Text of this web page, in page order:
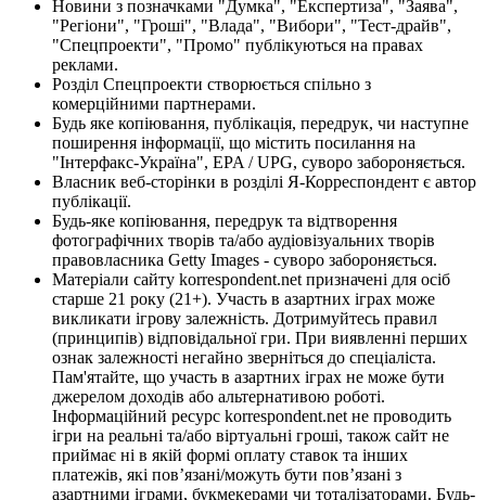
Новини з позначками "Думка", "Експертиза", "Заява",
"Регіони", "Гроші", "Влада", "Вибори", "Тест-драйв",
"Спецпроекти", "Промо" публікуються на правах
реклами.
Розділ Спецпроекти створюється спільно з
комерційними партнерами.
Будь яке копіювання, публікація, передрук, чи наступне
поширення інформації, що містить посилання на
"Інтерфакс-Україна", EPA / UPG, суворо забороняється.
Власник веб-сторінки в розділі Я-Корреспондент є автор
публікації.
Будь-яке копіювання, передрук та відтворення
фотографічних творів та/або аудіовізуальних творів
правовласника Getty Images - суворо забороняється.
Матеріали сайту korrespondent.net призначені для осіб
старше 21 року (21+). Участь в азартних іграх може
викликати ігрову залежність. Дотримуйтесь правил
(принципів) відповідальної гри. При виявленні перших
ознак залежності негайно зверніться до спеціаліста.
Пам'ятайте, що участь в азартних іграх не може бути
джерелом доходів або альтернативою роботі.
Інформаційний ресурс korrespondent.net не проводить
ігри на реальні та/або віртуальні гроші, також сайт не
приймає ні в якій формі оплату ставок та інших
платежів, які пов’язані/можуть бути пов’язані з
азартними іграми, букмекерами чи тоталізаторами. Будь-